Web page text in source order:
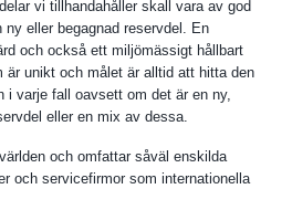
vi tillhandahåller skall vara av god
eller begagnad reservdel. En
och också ett miljömässigt hållbart
är unikt och målet är alltid att hitta den
i varje fall oavsett om det är en ny,
eller en mix av dessa.
och omfattar såväl enskilda
och servicefirmor som internationella